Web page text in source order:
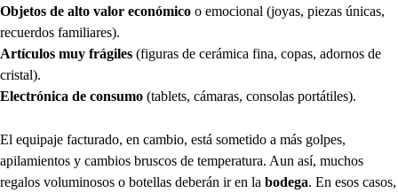
Objetos de alto valor económico o emocional (joyas, piezas únicas,
recuerdos familiares).
Artículos muy frágiles (figuras de cerámica fina, copas, adornos de
cristal).
Electrónica de consumo (tablets, cámaras, consolas portátiles).
El equipaje facturado, en cambio, está sometido a más golpes,
apilamientos y cambios bruscos de temperatura. Aun así, muchos
regalos voluminosos o botellas deberán ir en la bodega. En esos casos,